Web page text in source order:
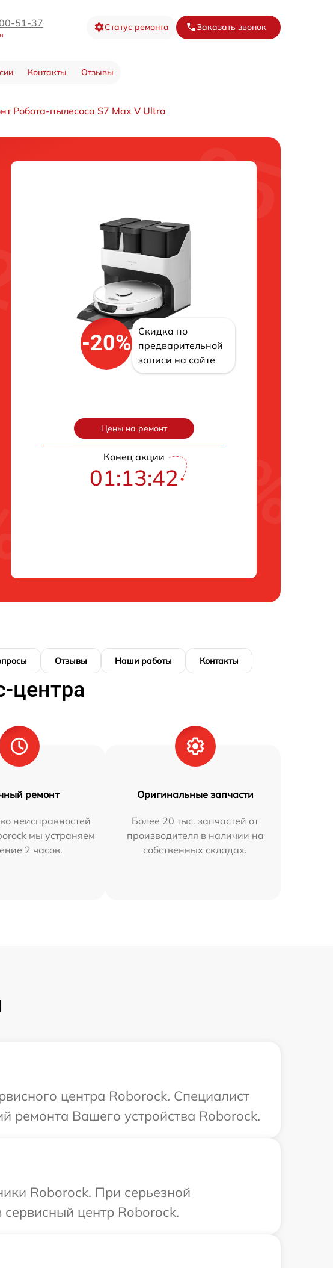
51-37 Статус ремонта Заказать звонок
Контакты Отзывы
Робота-пылесоса S7 Max V Ultra
-20%
Скидка по
предварительной
записи на сайте
Цены на ремонт
Конец акции
01:13:41
Отзывы Наши работы Контакты
центра
ремонт
неисправностей
мы устраняем
2 часов.
Оригинальные запчасти
Более 20 тыс. запчастей от
производителя в наличии на
собственных складах.
центра Roborock. Специалист
ремонта Вашего устройства Roborock.
Roborock. При серьезной
центр Roborock.